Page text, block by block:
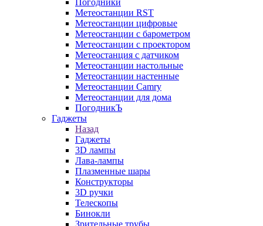
Погодники
Метеостанции RST
Метеостанции цифровые
Метеостанции с барометром
Метеостанции с проектором
Метеостанция с датчиком
Метеостанции настольные
Метеостанции настенные
Метеостанции Camry
Метеостанции для дома
ПогодникЪ
Гаджеты
Назад
Гаджеты
3D лампы
Лава-лампы
Плазменные шары
Конструкторы
3D ручки
Телескопы
Бинокли
Зрительные трубы